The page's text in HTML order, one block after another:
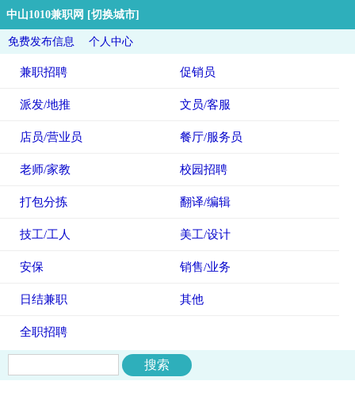
中山1010兼职网 [切换城市]
免费发布信息 个人中心
兼职招聘 促销员
派发/地推 文员/客服
店员/营业员 餐厅/服务员
老师/家教 校园招聘
打包分拣 翻译/编辑
技工/工人 美工/设计
安保 销售/业务
日结兼职 其他
全职招聘